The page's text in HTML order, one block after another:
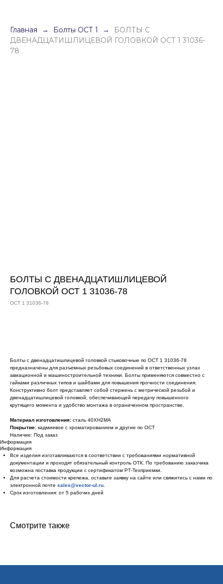
Главная Болты ОСТ 1
БОЛТЫ С
ДВЕНАДЦАТИШЛИЦЕВОЙ ГОЛОВКОЙ ОСТ 1 31036-
78
БОЛТЫ С ДВЕНАДЦАТИШЛИЦЕВОЙ
ГОЛОВКОЙ ОСТ 1 31036-78
ОСТ 1 31036-78
Болты с двенадцатишлицевой головкой стыковочные по ОСТ 1 31036-78
предназначены для разъемных резьбовых соединений в ответственных узлах
авиационной и машиностроительной техники. Болты применяются совместно с
гайками различных типов и шайбами для повышения прочности соединения.
Конструктивно болт представляет собой стержень с метрической резьбой и
двенадцатишлицевой головкой, обеспечивающей передачу повышенного
крутящего момента и удобство монтажа в ограниченном пространстве.
Материал изготовления: сталь 40ХН2МА
Покрытие: кадмиевое с хроматированием и другие по ОСТ
Наличие: Под заказ
Информация
Информация
Все изделия изготавливаются в соответствии с требованиями нормативной
документации и проходят обязательный контроль ОТК. По требованию заказчика
возможна поставка продукции с сертификатом РТ-Техприемки.
Для расчета стоимости крепежа, оставьте заявку на сайте или свяжитесь с нами по
электронной почте sales@vector-ul.ru.
Срок изготовления: от 5 рабочих дней
Смотрите также